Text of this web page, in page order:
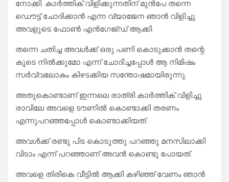
നോക്കി. കാർത്തിക് വിളിക്കുന്നതിന്‌ മുൻപേ തന്നെ
ഡൌട്ട് ചോദിക്കാൻ എന്ന വ്യാജേന ഞാൻ വിളിച്ചു.
അവളുടെ ഫോൺ എൻഗേജ്ഡ് ആക്കി.
തന്നെ ചതിച്ച അവൾക്ക് ഒരു പണി കൊടുക്കാൻ തന്റെ
കൂടെ നിൽക്കുമോ എന്ന് ചോദിച്ചപ്പോൾ ആ നിമിഷം
സർവ്വലോകം കിഴടക്കിയ സന്തോഷമായിരുന്നു.
അതുകൊണ്ടാണ് ഇന്നലെ രാത്രി കാർത്തിക് വിളിച്ചു
രാവിലേ അവളെ ടൗണിൽ കൊണ്ടാക്കി തരണം
എന്നുപറഞ്ഞപ്പോൾ കൊണ്ടാക്കിയത്.
അവൾക്ക് രണ്ടു പിട കൊടുത്തു പറഞ്ഞു മനസിലാക്കി
വിടാം എന്ന് പറഞ്ഞാണ് അവൻ കൊണ്ടു പോയത്.
അവളെ തിരികെ വീട്ടിൽ ആക്കി കഴിഞ്ഞ് വേണം ഞാൻ